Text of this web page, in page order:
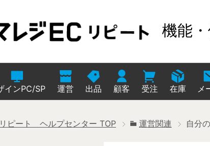
機能
インPC/SP 運営 出品 顧客 受注 在庫 メ
ピート ヘルプセンター TOP 運営関連 自分